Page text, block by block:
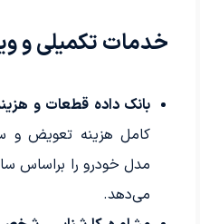
خدمات تکمیلی و
بانک داده قطعات و
می‌دهد.